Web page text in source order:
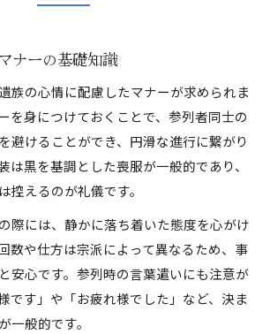
ナーの基礎知識
族の心情に配慮したマナーが求められま
を身につけておくことで、参列者同士の
避けることができ、円滑な進行に繋がり
は黒を基調とした喪服が一般的であり、
控えるのが礼儀です。
際には、静かに落ち着いた態度を心がけ
数や仕方は宗派によって異なるため、事
安心です。参列時の言葉遣いにも注意が
です」や「お疲れ様でした」など、決ま
一般的です。